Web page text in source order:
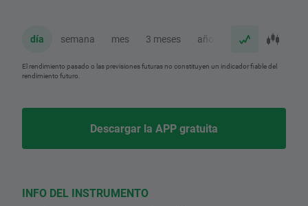
día semana mes 3 meses año
El rendimiento pasado o las previsiones futuras no constituyen un indicador fiable del
rendimiento futuro.
Descargar la APP gratuita
INFO DEL INSTRUMENTO